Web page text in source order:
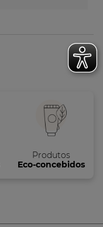
Produtos
Eco-concebidos